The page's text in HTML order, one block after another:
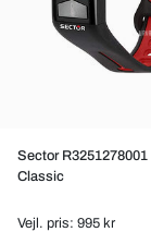
Sector R3251278001
Classic
Vejl. pris: 995 kr